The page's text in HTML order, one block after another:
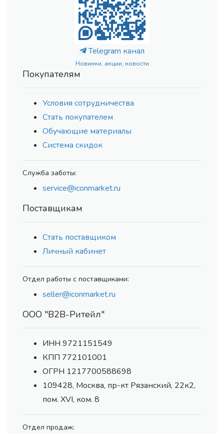
Telegram канал
Новинки, акции, новости
Покупателям
Условия сотрудничества
Стать покупателем
Обучающие материалы
Система скидок
Служба заботы:
service@iconmarket.ru
Поставщикам
Стать поставщиком
Личный кабинет
Отдел работы с поставщиками:
seller@iconmarket.ru
ООО "В2В-Ритейл"
ИНН 9721151549
КПП 772101001
ОГРН 1217700588698
109428, Москва, пр-кт Рязанский, 22к2,
пом. XVI, ком. 8
Отдел продаж: